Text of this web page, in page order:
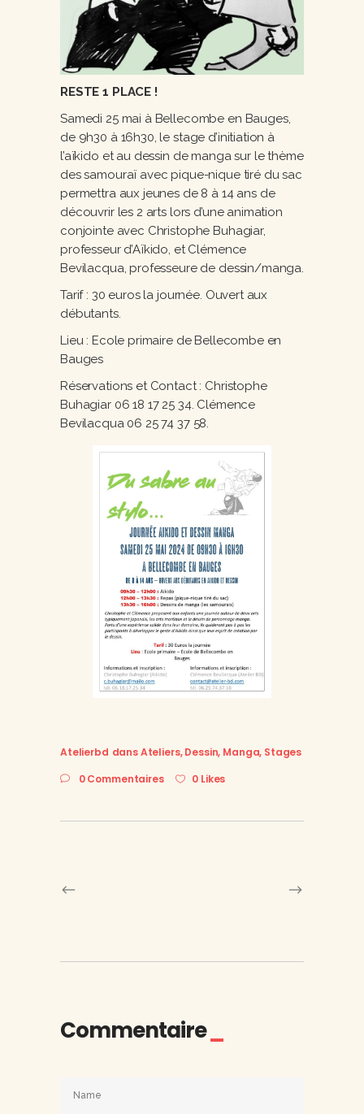
RESTE 1 PLACE !
Samedi 25 mai à Bellecombe en Bauges,
de 9h30 à 16h30, le stage d’initiation à
l’aïkido et au dessin de manga sur le thème
des samouraï avec pique-nique tiré du sac
permettra aux jeunes de 8 à 14 ans de
découvrir les 2 arts lors d’une animation
conjointe avec Christophe Buhagiar,
professeur d’Aïkido, et Clémence
Bevilacqua, professeure de dessin/manga.
Tarif : 30 euros la journée. Ouvert aux
débutants.
Lieu : Ecole primaire de Bellecombe en
Bauges
Réservations et Contact : Christophe
Buhagiar 06 18 17 25 34. Clémence
Bevilacqua 06 25 74 37 58.
Atelierbd dansAteliers,Dessin, Manga, Stages
0 Commentaires
0 Likes
Commentaire